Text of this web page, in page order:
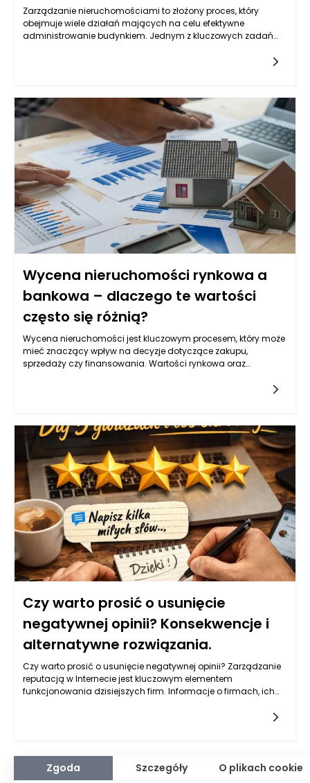
Zarządzanie nieruchomościami to złożony proces, który
obejmuje wiele działań mających na celu efektywne
administrowanie budynkiem. Jednym z kluczowych zadań
kosztów utrzymania budynku. W praktyce oznacza to nie tylko
ramach swoich obowiązków zarządca ma za zadanie
analizować przyszłe wydatki, planować budżet i śledzić już
poniesione koszty, aby móc wprowadzać skuteczne zmiany.
Współpraca z mieszkańcami, wykonawcami oraz
dostawcami usług pozwala na lepsze negocjowanie
warunków umów, co w dłuższej perspektywie przyczynia się do
zmniejszenia ogólnych kosztów.
Wycena nieruchomości rynkowa a
bankowa – dlaczego te wartości
często się różnią?
Wycena nieruchomości jest kluczowym procesem, który może
mieć znaczący wpływ na decyzje dotyczące zakupu,
sprzedaży czy finansowania. Wartości rynkowa oraz
także czynnikami, które wpływają na ich ostateczny rezultat. W
wpływają na tę rozbieżność.
Czy warto prosić o usunięcie
negatywnej opinii? Konsekwencje i
alternatywne rozwiązania.
Czy warto prosić o usunięcie negatywnej opinii? Zarządzanie
reputacją w Internecie jest kluczowym elementem
funkcjonowania dzisiejszych firm. Informacje o firmach, ich
Zgoda Szczegóły O plikach cookie